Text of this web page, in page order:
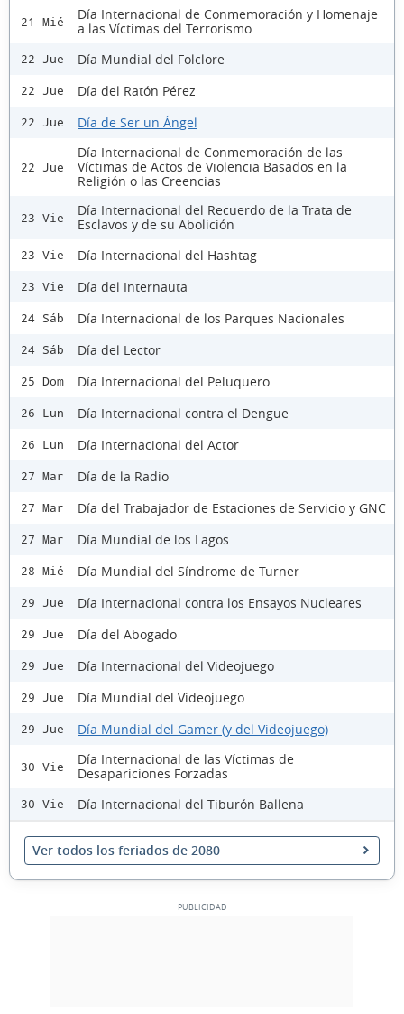
21 Mié
Día Internacional de Conmemoración y Homenaje
a las Víctimas del Terrorismo
22 Jue Día Mundial del Folclore
22 Jue Día del Ratón Pérez
22 Jue Día de Ser un Ángel
22 Jue
Día Internacional de Conmemoración de las
Víctimas de Actos de Violencia Basados en la
Religión o las Creencias
23 Vie
Día Internacional del Recuerdo de la Trata de
Esclavos y de su Abolición
23 Vie Día Internacional del Hashtag
23 Vie Día del Internauta
24 Sáb Día Internacional de los Parques Nacionales
24 Sáb Día del Lector
25 Dom Día Internacional del Peluquero
26 Lun Día Internacional contra el Dengue
26 Lun Día Internacional del Actor
27 Mar Día de la Radio
27 Mar Día del Trabajador de Estaciones de Servicio y GNC
27 Mar Día Mundial de los Lagos
28 Mié Día Mundial del Síndrome de Turner
29 Jue Día Internacional contra los Ensayos Nucleares
29 Jue Día del Abogado
29 Jue Día Internacional del Videojuego
29 Jue Día Mundial del Videojuego
29 Jue Día Mundial del Gamer (y del Videojuego)
30 Vie
Día Internacional de las Víctimas de
Desapariciones Forzadas
30 Vie Día Internacional del Tiburón Ballena
Ver todos los feriados de 2080